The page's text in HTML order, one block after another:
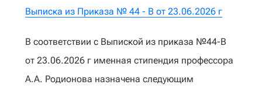
Выписка из Приказа № 44 - В от 23.06.2026 г
В соответствии с Выпиской из приказа №44-В
от 23.06.2026 г именная стипендия профессора
А.А. Родионова назначена следующим